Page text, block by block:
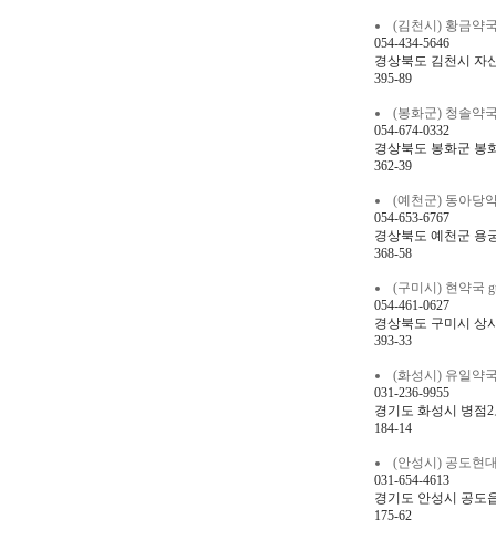
(김천시) 황금약
054-434-5646
경상북도 김천시 자
395-89
(봉화군) 청솔약
054-674-0332
경상북도 봉화군 봉
362-39
(예천군) 동아당
054-653-6767
경상북도 예천군 용
368-58
(구미시) 현약국
054-461-0627
경상북도 구미시 상
393-33
(화성시) 유일약
031-236-9955
경기도 화성시 병점
184-14
(안성시) 공도현
031-654-4613
경기도 안성시 공도
175-62